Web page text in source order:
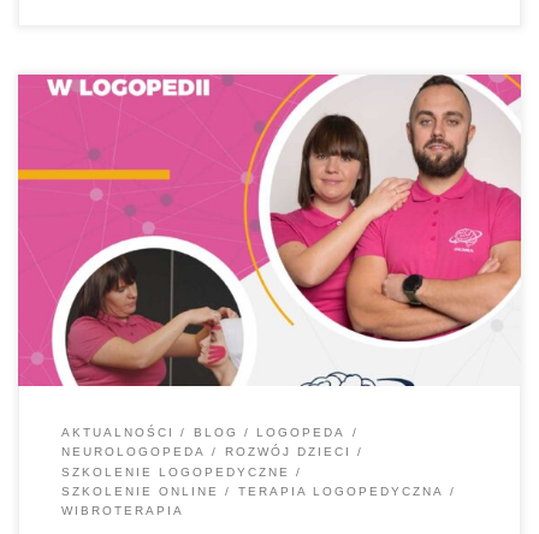
Zapraszamy na praktyczne szkolenie online WIBROTERAPIA W
Przygotowane w duecie dr Magdalena Urbańska, spec.
neurologopedii & mgr Mateusz Hozakowski, spec. neurologopedii
afazjanie.pl/sklep
AKTUALNOŚCI BLOG
LOGOPEDA
NEUROLOGOPEDA
ROZWÓJ DZIECI
SZKOLENIE LOGOPEDYCZNE
SZKOLENIE ONLINE
TERAPIA LOGOPEDYCZNA
WIBROTERAPIA